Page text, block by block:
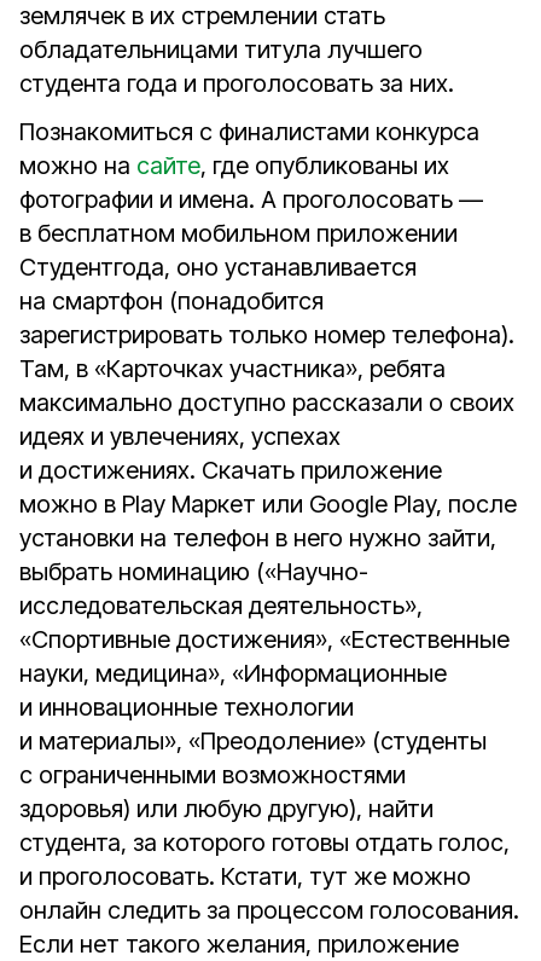
землячек в их стремлении стать
обладательницами титула лучшего
студента года и проголосовать за них.
Познакомиться с финалистами конкурса
можно на сайте, где опубликованы их
фотографии и имена. А проголосовать —
в бесплатном мобильном приложении
Студентгода, оно устанавливается
на смартфон (понадобится
зарегистрировать только номер телефона).
Там, в «Карточках участника», ребята
максимально доступно рассказали о своих
идеях и увлечениях, успехах
и достижениях. Скачать приложение
можно в Play Маркет или Google Play, после
установки на телефон в него нужно зайти,
выбрать номинацию («Научно-
исследовательская деятельность»,
«Спортивные достижения», «Естественные
науки, медицина», «Информационные
и инновационные технологии
и материалы», «Преодоление» (студенты
с ограниченными возможностями
здоровья) или любую другую), найти
студента, за которого готовы отдать голос,
и проголосовать. Кстати, тут же можно
онлайн следить за процессом голосования.
Если нет такого желания, приложение